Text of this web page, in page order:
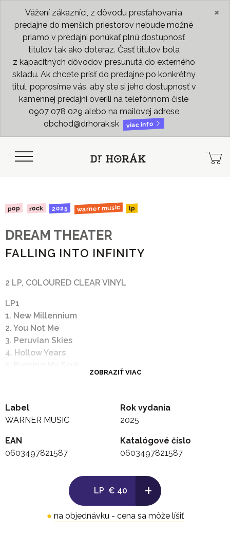
Vážení zákazníci, z dôvodu presťahovania
predajne do menších priestorov nebude možné
priamo v predajni ponúkať plnú dostupnosť
titulov tak ako doteraz. Časť titulov bola
z kapacitných dôvodov presunutá do externého
skladu. Ak chcete prísť do predajne po konkrétny
titul, poprosíme vás, aby ste si jeho dostupnosť v
kamennej predajni overili na telefónnom čísle
0907 078 029 alebo na mailovej adrese
obchod@drhorak.sk
viac info
×
pop rock 2025 warner music lp
DREAM THEATER
FALLING INTO INFINITY
2 LP, COLOURED CLEAR VINYL
LP1
1. New Millennium
2. You Not Me
3. Peruvian Skies
4. Hollow Years
1. Lines in the Sand
2. Take Away My Pain
4. Anna Lee
5. Trial of Tears - I. It's Raining / II. Deep in Heaven /
ZOBRAZIŤ VIAC
Label
WARNER MUSIC
Rok vydania
2025
EAN
0603497821587
Katalógové číslo
0603497821587
LP € 40 +
● na objednávku - cena sa môže líšiť